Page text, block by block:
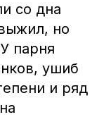
со дна
но
парня
ушиб
и ряд